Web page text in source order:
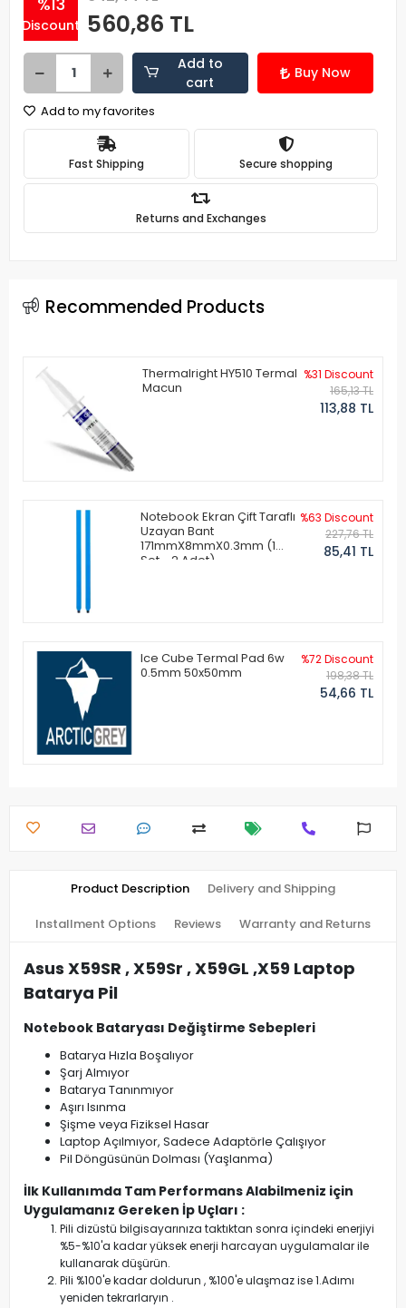
Discount 560,86 TL
Add to
cart
Buy Now
Add to my favorites
Fast Shipping Secure shopping
Returns and Exchanges
Recommended Products
Thermalright HY510 Termal
Macun
%31 Discount
165,13 TL
113,88 TL
Notebook Ekran Çift Taraflı
Uzayan Bant
171mmX8mmX0.3mm (1
Set - 2 Adet)
%63 Discount
227,76 TL
85,41 TL
Ice Cube Termal Pad 6w
0.5mm 50x50mm
%72 Discount
198,38 TL
54,66 TL
Product Description Delivery and Shipping
Installment Options Reviews Warranty and Returns
Asus X59SR , X59Sr , X59GL ,X59 Laptop
Batarya Pil
Notebook Bataryası Değiştirme Sebepleri
Batarya Hızla Boşalıyor
Şarj Almıyor
Batarya Tanınmıyor
Aşırı Isınma
Şişme veya Fiziksel Hasar
Laptop Açılmıyor, Sadece Adaptörle Çalışıyor
Pil Döngüsünün Dolması (Yaşlanma)
İlk Kullanımda Tam Performans Alabilmeniz için
Uygulamanız Gereken İp Uçları :
Pili dizüstü bilgisayarınıza taktıktan sonra içindeki enerjiyi
%5-%10'a kadar yüksek enerji harcayan uygulamalar ile
kullanarak düşürün.
Pili %100'e kadar doldurun , %100'e ulaşmaz ise 1.Adımı
yeniden tekrarlaryın .